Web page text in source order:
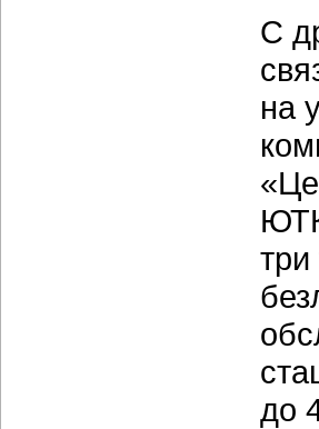
С
на
до